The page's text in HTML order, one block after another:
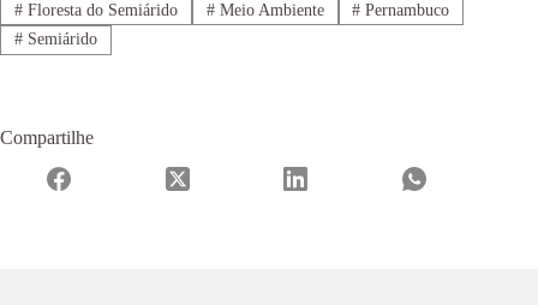
#Floresta do Semiárido #Meio Ambiente # Pernambuco
#Semiárido
Compartilhe